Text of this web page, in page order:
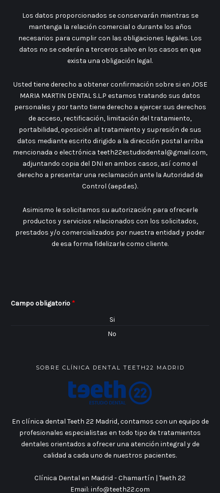
Los datos proporcionados se conservarán mientras se
mantenga la relación comercial o durante los años
necesarios para cumplir con las obligaciones legales. Los
datos no se cederán a terceros salvo en los casos en que
exista una obligación legal.
Usted tiene derecho a obtener confirmación sobre si en JOSE
MARIA MARTIN DENTAL S.L.P estamos tratando sus datos
personales y por tanto tiene derecho a ejercer sus derechos
de acceso, rectificación, limitación del tratamiento,
portabilidad, oposición al tratamiento y supresión de sus
datos mediante escrito dirigido a la dirección postal arriba
mencionada o electrónica teeth22estudiodental@gmail.com,
adjuntando copia del DNI en ambos casos, así como el
derecho a presentar una reclamación ante la Autoridad de
Control (aepd.es).
Asimismo le solicitamos su autorización para ofrecerle
productos y servicios relacionados con los solicitados,
prestados y/o comercializados por nuestra entidad y poder
de esa forma fidelizarle como cliente.
Campo obligatorio *
Si
No
SOBRE CLÍNICA DENTAL TEETH22 MADRID
En clínica dental Teeth 22 Madrid, contamos con un equipo de
profesionales especialistas en todo tipo de tratamientos
dentales orientados a ofrecer una atención integral y de
calidad a cada uno de nuestros pacientes.
Clínica Dental en Madrid - Chamartín | Teeth 22
Email: info@teeth22.com